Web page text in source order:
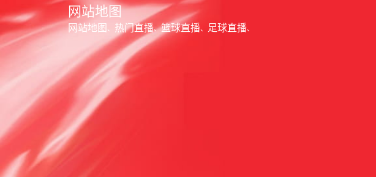
网站地图
网站地图 热门直播 篮球直播 足球直播